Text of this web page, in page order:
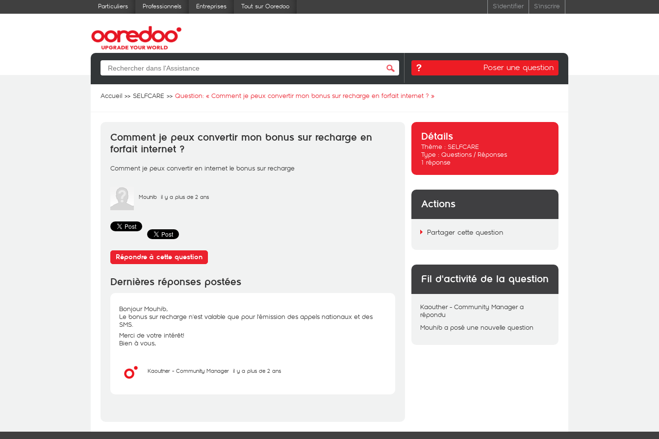
Particuliers Professionnels Entreprises Tout sur Ooredoo S'identifier S'inscrire
Poser une question
Accueil SELFCARE Question: « Comment je peux convertir mon bonus sur recharge en forfait internet ? »
Comment je peux convertir mon bonus sur recharge en
forfait internet ?
Comment je peux convertir en internet le bonus sur recharge
Mouhib il y a plus de 2 ans
Répondre à cette question
Dernières réponses postées
Bonjour Mouhib,
Le bonus sur recharge n'est valable que pour l'émission des appels nationaux et des
SMS.
Merci de votre intérêt!
Bien à vous,
Kaouther - Community Manager il y a plus de 2 ans
Détails
Thème : SELFCARE
Type : Questions / Réponses
1 réponse
Actions
Partager cette question
Fil d'activité de la question
Kaouther - Community Manager a
répondu
Mouhib a posé une nouvelle question